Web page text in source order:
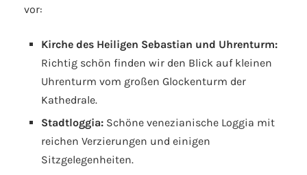
vor:
Kirche des Heiligen Sebastian und Uhrenturm:
Richtig schön finden wir den Blick auf kleinen
Uhrenturm vom großen Glockenturm der
Kathedrale.
Stadtloggia: Schöne venezianische Loggia mit
reichen Verzierungen und einigen
Sitzgelegenheiten.